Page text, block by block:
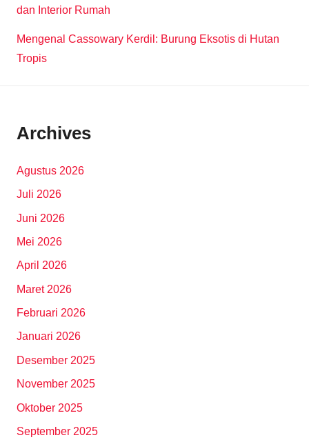
dan Interior Rumah
Mengenal Cassowary Kerdil: Burung Eksotis di Hutan
Tropis
Archives
Agustus 2026
Juli 2026
Juni 2026
Mei 2026
April 2026
Maret 2026
Februari 2026
Januari 2026
Desember 2025
November 2025
Oktober 2025
September 2025